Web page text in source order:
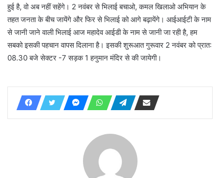
हुई है, वो अब नहीं सहेंगे। 2 नवंबर से भिलाई बचाओ, कमल खिलाओ अभियान के
तहत जनता के बीच जायेंगे और फिर से भिलाई को आगे बढ़ायेंगे। आईआईटी के नाम
से जानी जाने वाली भिलाई आज महादेव आईडी के नाम से जानी जा रही है, हम
सबको इसकी पहचान वापस दिलाना है। इसकी शुरूआत गुरूवार 2 नवंबर को प्रात:
08.30 बजे सेक्टर -7 सड़क 1 हनुमान मंदिर से की जायेगी।